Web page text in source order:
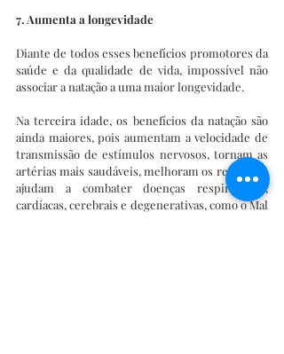
7. Aumenta a longevidade
Diante de todos esses benefícios promotores da
saúde e da qualidade de vida, impossível não
associar a natação a uma maior longevidade.
Na terceira idade, os benefícios da natação são
ainda maiores, pois aumentam a velocidade de
transmissão de estímulos nervosos, tornam as
artérias mais saudáveis, melhoram os reflexos e
ajudam a combater doenças respiratórias,
cardíacas, cerebrais e degenerativas, como o Mal